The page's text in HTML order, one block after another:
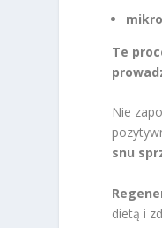
Te
Nie
snu
dietą i